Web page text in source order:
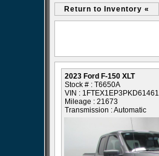
Return to Inventory «
2023 Ford F-150 XLT
Stock # : T6650A
VIN : 1FTEX1EP3PKD61461
Mileage : 21673
Transmission : Automatic